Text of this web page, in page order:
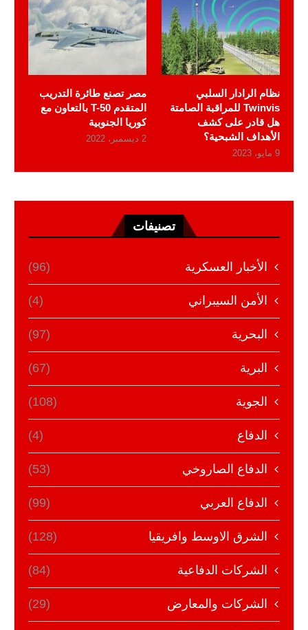
نظام الرادار السلبي
Twinvis للمراقبة الصامتة
هل قادر على كشف
الأهداف الشبحية؟
9 مايو، 2023
مصر تصنع طائرة التدريب
المتقدم T-50 بالتعاون مع
كوريا الجنوبية
2 ديسمبر، 2022
تصنيفات
الأخبار العسكرية (96)
الأمن السيبراني (4)
البحرية (97)
البرية (67)
الجوية (108)
الدفاع (4)
الدفاع الصاروخي (53)
الدفاع العربي (99)
الشرق الاوسط وافريقيا (128)
الشركات الدفاعية (84)
الشركات والمعارض (29)